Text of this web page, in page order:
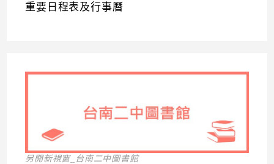
重要日程表及行事曆
另開新視窗_台南二中圖書館